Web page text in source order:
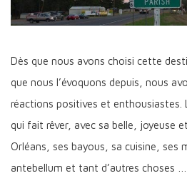
Dès que nous avons choisi cette
que nous l’évoquons depuis, nous
réactions positives et enthousiastes.
qui fait rêver, avec sa belle, joyeuse
Orléans, ses bayous, sa cuisine, ses
antebellum et tant d’autres choses